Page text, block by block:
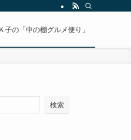
Ｋ子の「中の棚グルメ便り」
検索